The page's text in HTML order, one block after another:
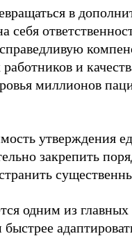
в
себя
и
миллионов
утверждения
закрепить
одним из